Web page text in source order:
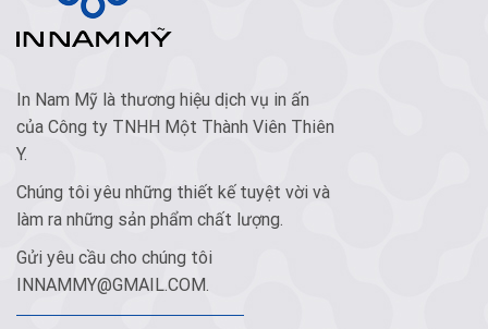
In Nam Mỹ là thương hiệu dịch vụ in ấn
của Công ty TNHH Một Thành Viên Thiên
Y.
Chúng tôi yêu những thiết kế tuyệt vời và
làm ra những sản phẩm chất lượng.
Gửi yêu cầu cho chúng tôi
INNAMMY@GMAIL.COM.